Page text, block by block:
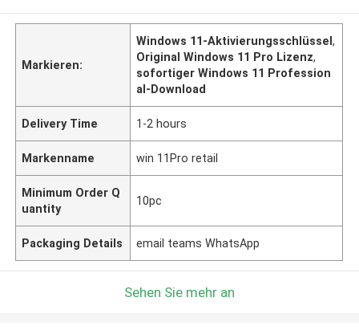
Markieren:
Windows 11-Aktivierungsschlüssel,
Original Windows 11 Pro Lizenz,
sofortiger Windows 11 Profession
al-Download
Delivery Time 1-2 hours
Markenname win 11Pro retail
Minimum Order Q
uantity
10pc
Packaging Details email teams WhatsApp
Sehen Sie mehr an